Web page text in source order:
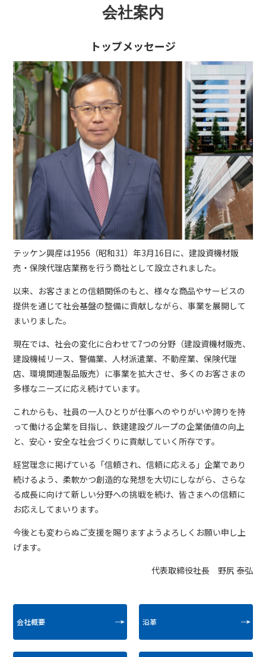
会社案内
トップメッセージ
テッケン興産は1956（昭和31）年3月16日に、建設資機材販
売・保険代理店業務を行う商社として設立されました。
以来、お客さまとの信頼関係のもと、様々な商品やサービスの
提供を通じて社会基盤の整備に貢献しながら、事業を展開して
まいりました。
現在では、社会の変化に合わせて7つの分野（建設資機材販売、
建設機械リース、警備業、人材派遣業、不動産業、保険代理
店、環境関連製品販売）に事業を拡大させ、多くのお客さまの
多様なニーズに応え続けています。
これからも、社員の一人ひとりが仕事へのやりがいや誇りを持
って働ける企業を目指し、鉄建建設グループの企業価値の向上
と、安心・安全な社会づくりに貢献していく所存です。
経営理念に掲げている「信頼され、信頼に応える」企業であり
続けるよう、柔軟かつ創造的な発想を大切にしながら、さらな
る成長に向けて新しい分野への挑戦を続け、皆さまへの信頼に
お応えしてまいります。
今後とも変わらぬご支援を賜りますようよろしくお願い申し上
げます。
代表取締役社長 野尻 泰弘
会社概要 沿革